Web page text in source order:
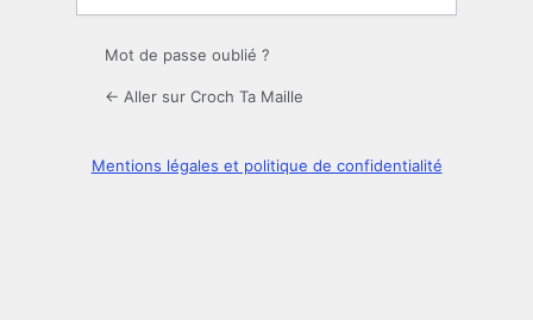
Mot de passe oublié ?
← Aller sur Croch Ta Maille
Mentions légales et politique de confidentialité